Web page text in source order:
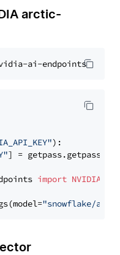
arctic-
):
] = getpass.getpass(
import
"snowflake/